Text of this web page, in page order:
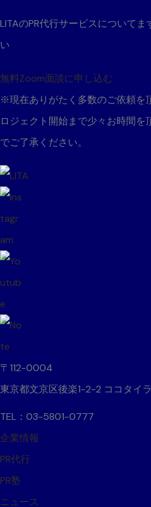
LITAのPR代行サービスについて ま
い
無料Zoom面談に申し込む
※現在ありがたく多数のご依頼を
ロジェクト開始まで少々お時間
でご了承ください。
〒112-0004
東京都文京区後楽1-2-2 ココタイ
TEL：03-5801-0777
企業情報
PR代行
PR塾
ニュース